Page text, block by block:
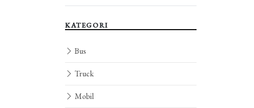
KATEGORI
Bus
Truck
Mobil